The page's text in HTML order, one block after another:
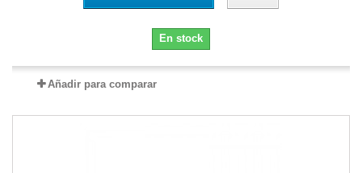
En stock
Añadir para comparar